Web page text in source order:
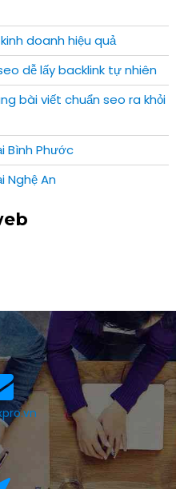
doanh hiệu quả
dễ lấy backlink tự nhiên
bài viết chuẩn seo ra khỏi
Bình Phước
Nghệ An